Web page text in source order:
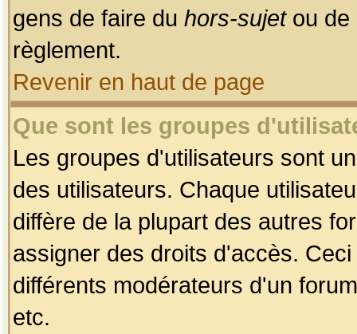
gens de faire du hors-sujetou de
règlement.
Revenir en haut de page
Que sont les groupes
Les groupes d'utilisateurs sont
des utilisateurs. Chaque
diffère de la plupart des autres
assigner des droits d'accès.
différents modérateurs d'un
etc.